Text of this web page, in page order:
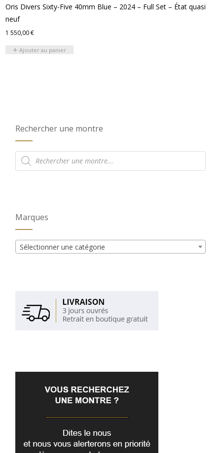
Oris Divers Sixty-Five 40mm Blue – 2024 – Full Set – État quasi
neuf
1 550,00€
Ajouter au panier
Rechercher une montre
Recherche
de
produits
Marques
Sélectionner une catégorie